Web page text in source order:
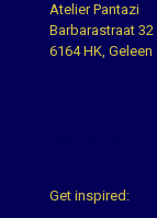
Atelier Pantazi
Barbarastraat 32
6164 HK, Geleen
Get inspired: